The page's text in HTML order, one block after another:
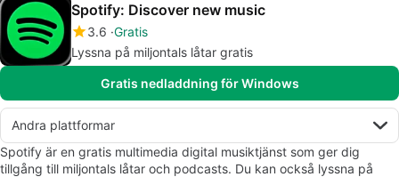
Spotify: Discover new music
3.6 Gratis
Lyssna på miljontals låtar gratis
Gratis nedladdning för Windows
Andra plattformar
Spotify är en gratis multimedia digital musiktjänst som ger dig
tillgång till miljontals låtar och podcasts. Du kan också lyssna på